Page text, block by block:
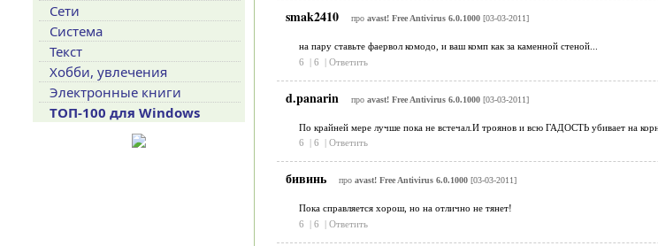
smak2410 про avast! Free Antivirus 6.0.1000[03-03-2011]
на пару ставьте фаервол комодо, и ваш комп как за каменной стеной...
6
| 6 | Ответить
d.panarin про avast! Free Antivirus 6.0.1000[03-03-2011]
По крайней мере лучше пока не встечал.И троянов и всю ГАДОСТЬ убивает на
6
| 6 | Ответить
бивинь про avast! Free Antivirus 6.0.1000[03-03-2011]
Пока справляется хорош, но на отлично не тянет!
6
| 6 | Ответить
Сети
Система
Текст
Хобби, увлечения
Электронные книги
ТОП-100 для Windows